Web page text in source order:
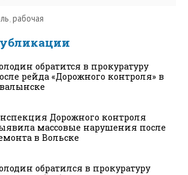
,рабочая
обратится в прокуратуру
рейда «Дорожного контроля» в
Дорожного контроля
массовые нарушения после
в Вольске
обратился в прокуратуру